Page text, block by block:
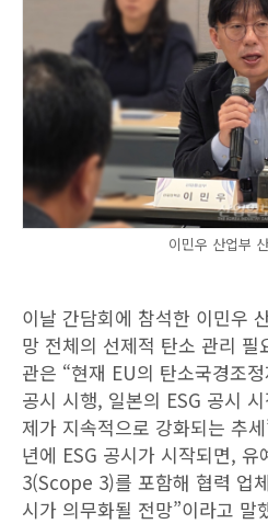
이민우 산업부
이날 간담회에 참석한 이민우
망 전체의 선제적 탄소 관리 필
관은 “현재 EU의 탄소국경조
공시 시행, 일본의 ESG 공시
제가 지속적으로 강화되는 추
년에 ESG 공시가 시작되면, 유
3(Scope 3)를 포함해 협력 업
시가 의무화될 전망”이라고 말